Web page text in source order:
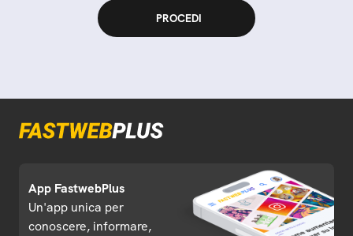
App FastwebPlus
Un'app unica per
conoscere, informare,